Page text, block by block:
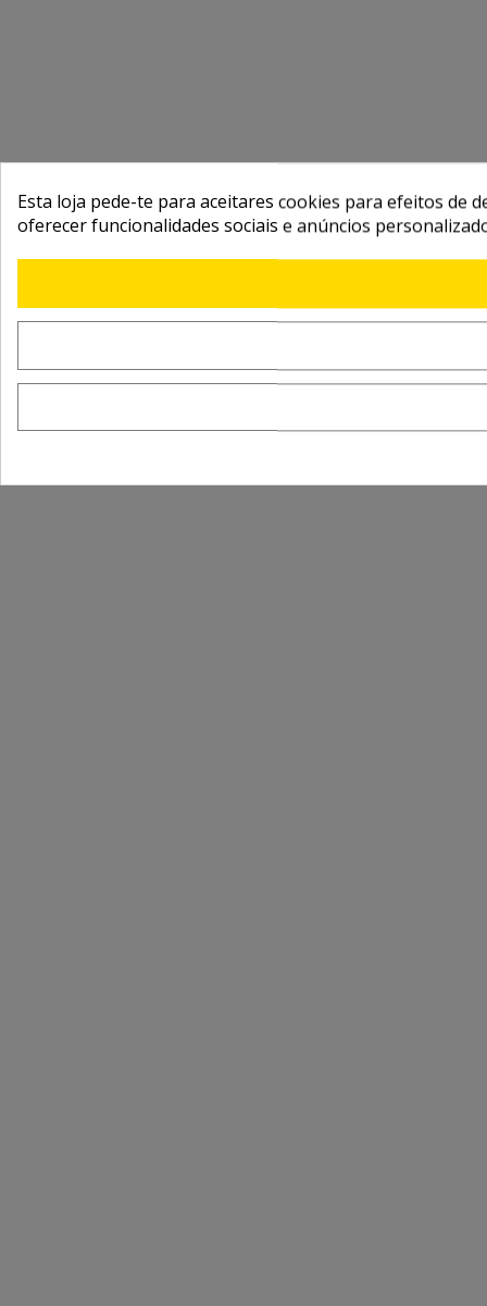
Esta loja pede-te para aceitares cookies para efeitos de
oferecer funcionalidades sociais e anúncios